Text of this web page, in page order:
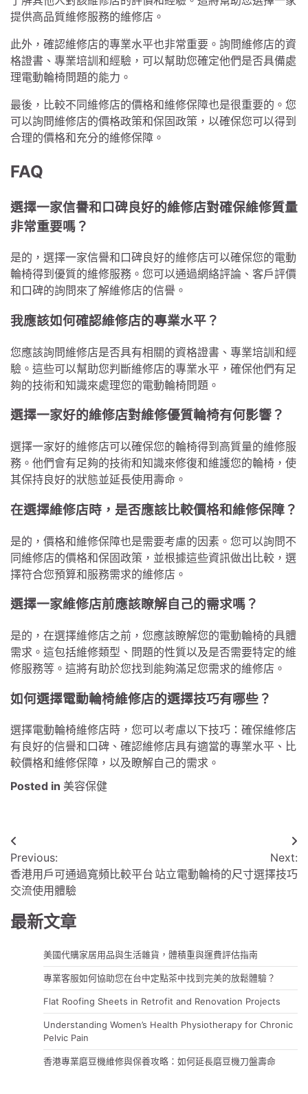
提供高品質維修服務的維修店。
此外，確認維修店的專業水平也非常重要。詢問維修店的資
格證書、專業培訓和經驗，可以幫助您確定他們是否具備處
理電動輪椅問題的能力。
最後，比較不同維修店的價格和維修保障也是很重要的。您
可以詢問維修店的價格政策和保固政策，以確保您可以得到
合理的價格和充分的維修保障。
FAQ
選擇一家信譽和口碑良好的維修店對確保維修質量
非常重要嗎？
是的，選擇一家信譽和口碑良好的維修店可以確保您的電動
輪椅得到優質的維修服務。您可以通過網絡評論、客戶評價
和口碑的詢問來了解維修店的信譽。
我應該如何確認維修店的專業水平？
您應該詢問維修店是否具有相關的資格證書、專業培訓和經
驗。這些可以幫助您判斷維修店的專業水平，確保他們有足
夠的技術和知識來處理您的電動輪椅問題。
選擇一家好的維修店對維修優質輪椅有何影響？
選擇一家好的維修店可以確保您的輪椅得到高質量的維修服
務。他們會有足夠的技術和知識來修復和維護您的輪椅，使
其保持良好的狀態並延長使用壽命。
在選擇維修店時，是否應該比較價格和維修保障？
是的，價格和維修保障也是需要考慮的因素。您可以詢問不
同維修店的價格和保固政策，並根據這些資訊做出比較，選
擇符合您預算和服務需求的維修店。
選擇一家維修店前應該瞭解自己的需求嗎？
是的，在選擇維修店之前，您應該瞭解您的電動輪椅的具體
需求。這包括維修類型、問題的性質以及是否需要特定的維
修服務等。這將有助於您找到能夠滿足您需求的維修店。
如何選擇電動輪椅維修店的選擇技巧有哪些？
選擇電動輪椅維修店時，您可以考慮以下技巧：確保維修店
有良好的信譽和口碑、確認維修店具有適當的專業水平、比
較價格和維修保障，以及瞭解自己的需求。
Posted in 美容保健
文
章
導
覽
Previous:
香港用戶可通過寬頻比較平台
交流使用體驗
Next:
站立電動輪椅的尺寸選擇技巧
最新文章
美國代購家居用品與生活雜貨，體積重與運費評估指南
專業客服如何協助您在台中定點茶中找到完美的放鬆體驗？
Flat Roofing Sheets in Retrofit and Renovation Projects
Understanding Women’s Health Physiotherapy for Chronic
Pelvic Pain
香港專業磨豆機維修與保養攻略：如何延長磨豆機刀盤壽命